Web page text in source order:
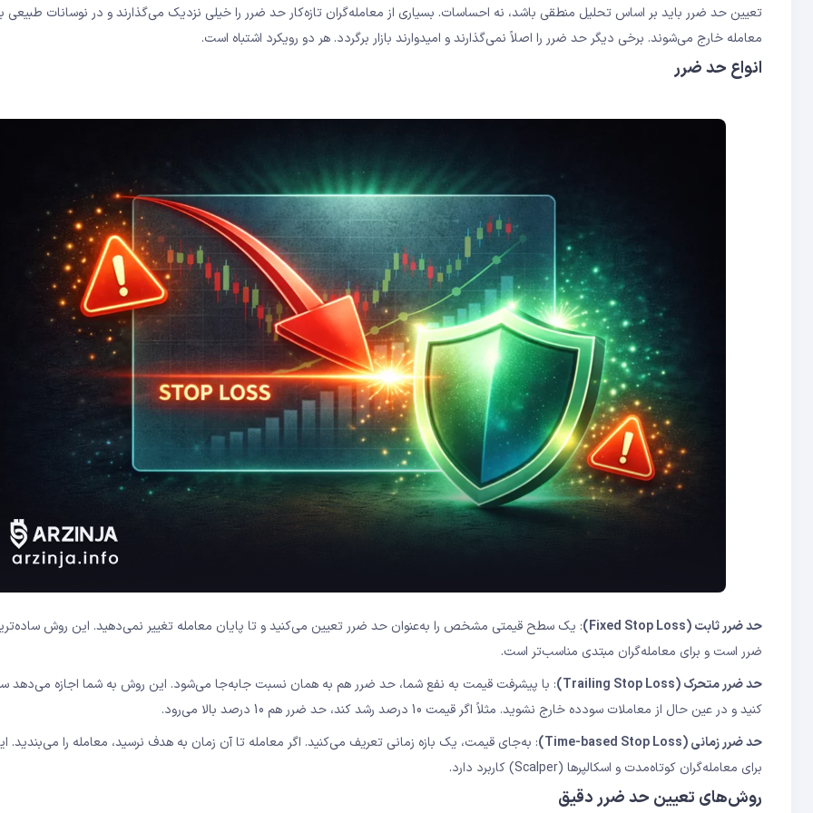
تعیین حد ضرر باید بر اساس تحلیل منطقی باشد، نه احساسات. بسیاری از معامله‌گران تازه‌کار حد ضرر را خیلی نزدیک می‌گذارند و در نوسانات طبیعی
معامله خارج می‌شوند. برخی دیگر حد ضرر را اصلاً نمی‌گذارند و امیدوارند بازار برگردد. هر دو رویکرد اشتباه است.
انواع حد ضرر
حد ضرر ثابت(Fixed Stop Loss)
: یک سطح قیمتی مشخص را به‌عنوان حد ضرر تعیین می‌کنید و تا پایان معامله تغییر نمی‌دهید. این روش
ضرر است و برای معامله‌گران مبتدی مناسب‌تر است.
حد ضرر متحرک(Trailing Stop Loss)
: با پیشرفت قیمت به نفع شما، حد ضرر هم به همان نسبت جابه‌جا می‌شود. این روش به شما اجازه می‌دهد
کنید و در عین حال از معاملات سودده خارج نشوید. مثلاً اگر قیمت 10 درصد رشد کند، حد ضرر هم 10 درصد بالا می‌رود.
حد ضرر زمانی(Time-based Stop Loss)
: به‌جای قیمت، یک بازه زمانی تعریف می‌کنید. اگر معامله تا آن زمان به هدف نرسید، معامله را می‌بندید.
برای معامله‌گران کوتاه‌مدت و اسکالپرها (Scalper) کاربرد دارد.
روش‌های تعیین حد ضرر دقیق